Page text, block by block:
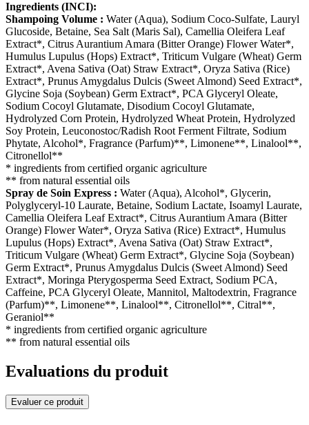
Ingredients (INCI):
Shampoing Volume : Water (Aqua), Sodium Coco-Sulfate, Lauryl
Glucoside, Betaine, Sea Salt (Maris Sal), Camellia Oleifera Leaf
Extract*, Citrus Aurantium Amara (Bitter Orange) Flower Water*,
Humulus Lupulus (Hops) Extract*, Triticum Vulgare (Wheat) Germ
Extract*, Avena Sativa (Oat) Straw Extract*, Oryza Sativa (Rice)
Extract*, Prunus Amygdalus Dulcis (Sweet Almond) Seed Extract*,
Glycine Soja (Soybean) Germ Extract*, PCA Glyceryl Oleate,
Sodium Cocoyl Glutamate, Disodium Cocoyl Glutamate,
Hydrolyzed Corn Protein, Hydrolyzed Wheat Protein, Hydrolyzed
Soy Protein, Leuconostoc/Radish Root Ferment Filtrate, Sodium
Phytate, Alcohol*, Fragrance (Parfum)**, Limonene**, Linalool**,
Citronellol**
* ingredients from certified organic agriculture
** from natural essential oils
Spray de Soin Express : Water (Aqua), Alcohol*, Glycerin,
Polyglyceryl-10 Laurate, Betaine, Sodium Lactate, Isoamyl Laurate,
Camellia Oleifera Leaf Extract*, Citrus Aurantium Amara (Bitter
Orange) Flower Water*, Oryza Sativa (Rice) Extract*, Humulus
Lupulus (Hops) Extract*, Avena Sativa (Oat) Straw Extract*,
Triticum Vulgare (Wheat) Germ Extract*, Glycine Soja (Soybean)
Germ Extract*, Prunus Amygdalus Dulcis (Sweet Almond) Seed
Extract*, Moringa Pterygosperma Seed Extract, Sodium PCA,
Caffeine, PCA Glyceryl Oleate, Mannitol, Maltodextrin, Fragrance
(Parfum)**, Limonene**, Linalool**, Citronellol**, Citral**,
Geraniol**
* ingredients from certified organic agriculture
** from natural essential oils
Evaluations du produit
Evaluer ce produit